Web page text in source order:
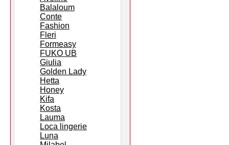
Balaloum
Conte
Fashion
Fleri
Formeasy
FUKO UB
Giulia
Golden Lady
Hetta
Honey
Kifa
Kosta
Lauma
Loca lingerie
Luna